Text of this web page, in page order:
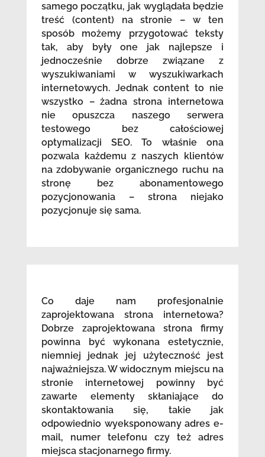
samego początku, jak wyglądała będzie
treść (content) na stronie – w ten
sposób możemy przygotować teksty
tak, aby były one jak najlepsze i
jednocześnie dobrze związane z
wyszukiwaniami w wyszukiwarkach
internetowych. Jednak content to nie
wszystko – żadna strona internetowa
nie opuszcza naszego serwera
testowego bez całościowej
optymalizacji SEO. To właśnie ona
pozwala każdemu z naszych klientów
na zdobywanie organicznego ruchu na
stronę bez abonamentowego
pozycjonowania – strona niejako
pozycjonuje się sama.
Co daje nam profesjonalnie
zaprojektowana strona internetowa?
Dobrze zaprojektowana strona firmy
powinna być wykonana estetycznie,
niemniej jednak jej użyteczność jest
najważniejsza. W widocznym miejscu na
stronie internetowej powinny być
zawarte elementy skłaniające do
skontaktowania się, takie jak
odpowiednio wyeksponowany adres e-
mail, numer telefonu czy też adres
miejsca stacjonarnego firmy.